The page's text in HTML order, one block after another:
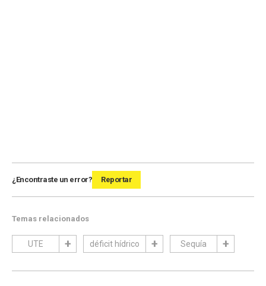
¿Encontraste un error? Reportar
Temas relacionados
UTE déficit hídrico Sequía